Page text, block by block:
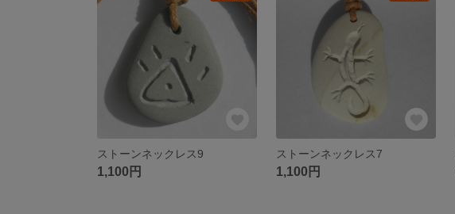
ストーンネックレス9
1,100円
ストーンネックレス7
1,100円